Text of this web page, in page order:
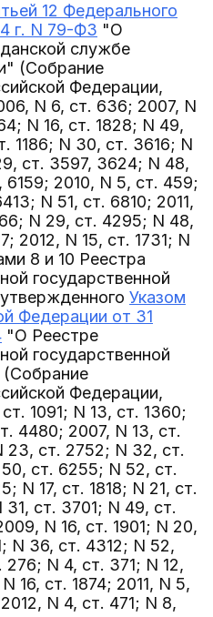
12 Федерального
г. N 79-ФЗ "О
службе
(Собрание
Федерации,
N 6, ст. 636; 2007, N
N 16, ст. 1828; N 49,
1186; N 30, ст. 3616; N
ст. 3597, 3624; N 48,
6159; 2010, N 5, ст. 459;
N 51, ст. 6810; 2011,
N 29, ст. 4295; N 48,
2012, N 15, ст. 1731; N
8 и 10 Реестра
государственной
Указом
Федерации от 31
"О Реестре
государственной
Федерации,
1091; N 13, ст. 1360;
4480; 2007, N 13, ст.
23, ст. 2752; N 32, ст.
ст. 6255; N 52, ст.
N 17, ст. 1818; N 21, ст.
ст. 3701; N 49, ст.
N 16, ст. 1901; N 20,
N 36, ст. 4312; N 52,
N 4, ст. 371; N 12,
16, ст. 1874; 2011, N 5,
N 4, ст. 471; N 8,